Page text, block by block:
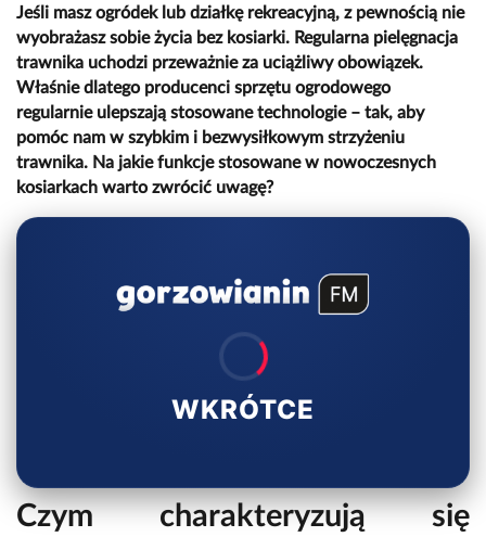
Jeśli masz ogródek lub działkę rekreacyjną, z pewnością nie
wyobrażasz sobie życia bez kosiarki. Regularna pielęgnacja
trawnika uchodzi przeważnie za uciążliwy obowiązek.
Właśnie dlatego producenci sprzętu ogrodowego
regularnie ulepszają stosowane technologie – tak, aby
pomóc nam w szybkim i bezwysiłkowym strzyżeniu
trawnika. Na jakie funkcje stosowane w nowoczesnych
kosiarkach warto zwrócić uwagę?
WKRÓTCE
Czym charakteryzują się